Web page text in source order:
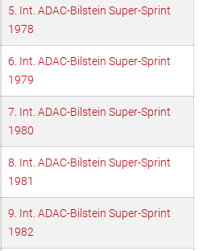
5. Int. ADAC-Bilstein Super-Sprint
1978
6. Int. ADAC-Bilstein Super-Sprint
1979
7. Int. ADAC-Bilstein Super-Sprint
1980
8. Int. ADAC-Bilstein Super-Sprint
1981
9. Int. ADAC-Bilstein Super-Sprint
1982